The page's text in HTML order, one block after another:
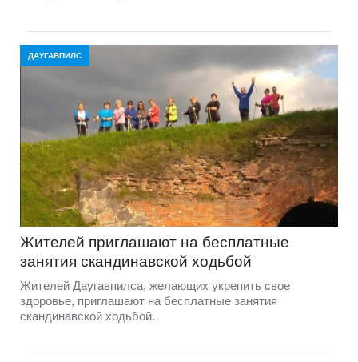
ДАУГАВПИЛС
Жителей приглашают на бесплатные
занятия скандинавской ходьбой
Жителей Даугавпилса, желающих укрепить свое
здоровье, приглашают на бесплатные занятия
скандинавской ходьбой.